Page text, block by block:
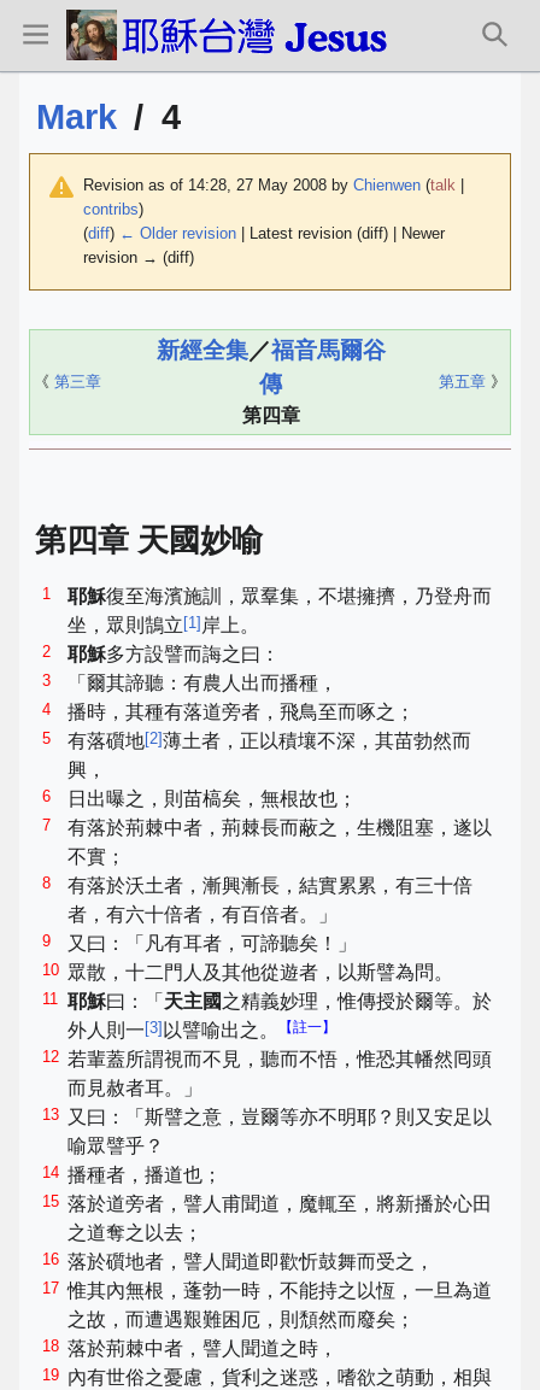
Mark / 4
Revision as of 14:28, 27 May 2008 by Chienwen (talk
contribs)
(diff) ← Older revision | Latest revision (diff) | Newer
revision → (diff)
《 第三章
新經全集／福音馬爾谷
傳
第四章
第五章 》
第四章 天國妙喻
1 耶穌復至海濱施訓，眾羣集，不堪擁擠，乃登舟而
坐，眾則鵠立 [1] 岸上。
2 耶穌多方設譬而誨之曰：
3 「爾其諦聽：有農人出而播種，
4 播時，其種有落道旁者，飛鳥至而啄之；
5 有落礩地[2]薄土者，正以積壤不深，其苗勃然而
興，
6 日出曝之，則苗槁矣，無根故也；
7
有落於荊棘中者，荊棘長而蔽之，生機阻塞，遂以
不實；
8
有落於沃土者，漸興漸長，結實累累，有三十倍
者，有六十倍者，有百倍者。」
9 又曰：「凡有耳者，可諦聽矣！」
10 眾散，十二門人及其他從遊者，以斯譬為問。
11 耶穌曰：「 天主國之精義妙理，惟傳授於爾等。於
外人則一 [3] 以譬喻出之。 【註一】
12 若輩蓋所謂視而不見，聽而不悟，惟恐其幡然囘頭
而見赦者耳。」
13 又曰：「斯譬之意，豈爾等亦不明耶？則又安足以
喻眾譬乎？
14 播種者，播道也；
15 落於道旁者，譬人甫聞道，魔輒至，將新播於心田
之道奪之以去；
16 落於礩地者，譬人聞道即歡忻鼓舞而受之，
17 惟其內無根，蓬勃一時，不能持之以恆，一旦為道
之故，而遭遇艱難困厄，則頹然而廢矣；
18 落於荊棘中者，譬人聞道之時，
19 內有世俗之憂慮，貨利之迷惑，嗜欲之萌動，相與